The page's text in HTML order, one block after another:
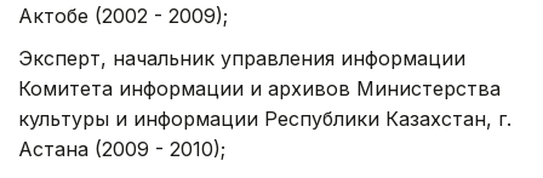
Актобе (2002 - 2009);
Эксперт, начальник управления информации
Комитета информации и архивов Министерства
культуры и информации Республики Казахстан, г.
Астана (2009 - 2010);